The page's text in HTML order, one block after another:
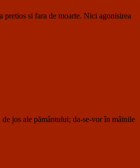
si fara de moarte. Nici agonisirea
jos ale pământului; da-se-vor în mâinile